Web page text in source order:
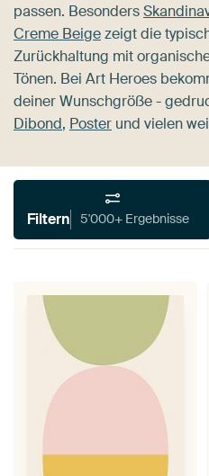
passen. Besonders
Creme Beigezeigt die
Zurückhaltung mit
Tönen. Bei Art Heroes
deiner Wunschgröße -
Dibond, Poster und vielen
Filtern 5'000+ Ergebnisse